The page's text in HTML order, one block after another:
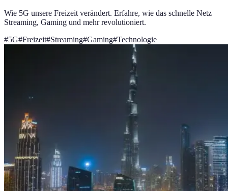
Wie 5G unsere Freizeit verändert. Erfahre, wie das schnelle Netz
Streaming, Gaming und mehr revolutioniert.
#5G#Freizeit#Streaming#Gaming#Technologie